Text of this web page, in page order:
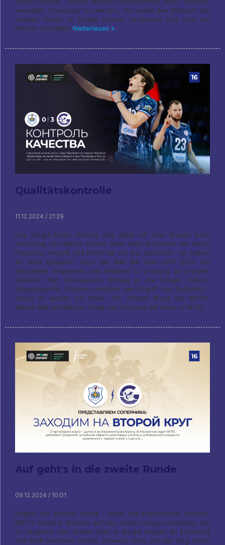
verwaltet, "Orenburg" zu werden., Sie wollen den Albtraum der
zweiten Runde in Surgut schnell vergessen und sich am
Rennen festhalten Weiterlesen »
Qualitätskontrolle
11.12.2024 / 21:29
Das Surgut-Team startete das Spiel mit zwei Breaks beim
Aufschlag von Maxim Kirillov, aber dann blockierte der Block
Papazovs Angriff, und Rohin hat ein Ass gemacht – wir haben
es nicht geglaubt, dass der Ball die Linie trifft (2:3). Die
Gastgeber begannen, die Initiative in Ordnung zu bringen:
Iskhakov hält Shevlyakovs Schlag in die Länge, Zubovs
Gegenangriffe, Piskarev meistert den Angriff von Rodichev –
Zubov ist wieder zur Stelle, 3:6. Zweiter Block der MSTU,
dieses Mal auf Masko, bringt den Abstand auf minus 4 (8:12).
Auf geht's in die zweite Runde
09.12.2024 / 10:01
Beginn der zweiten Runde – Spaß und Experimente beiseite.
MSTU wartet in Moskau auf uns, Super-League-Debütant, der
im Vergleich zum ersten Spiel in Surgut einiges an Erfahrung
und Kraft sammeln konnte. erinnern, dass uns der Sieg schon